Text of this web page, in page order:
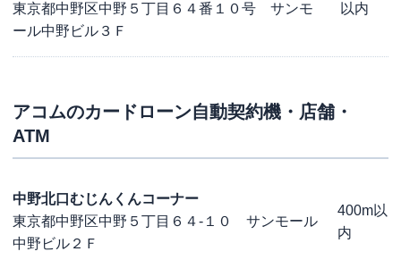
東京都中野区中野５丁目６４番１０号 サンモ
ール中野ビル３Ｆ
以内
アコムのカードローン自動契約機・店舗・
ATM
中野北口むじんくんコーナー
東京都中野区中野５丁目６４-１０ サンモール
中野ビル２Ｆ
400m以
内